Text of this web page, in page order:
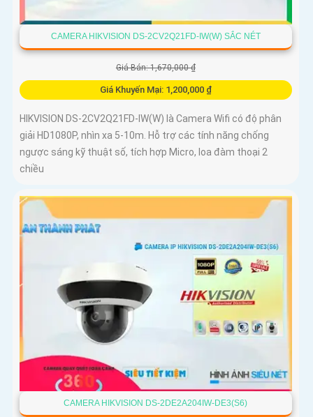
CAMERA HIKVISION DS-2CV2Q21FD-IW(W) SẮC NÉT
Giá Bán: 1,670,000 ₫
Giá Khuyến Mại: 1,200,000 ₫
HIKVISION DS-2CV2Q21FD-IW(W) là Camera Wifi có độ phân
giải HD1080P, nhìn xa 5-10m. Hỗ trợ các tính năng chống
ngược sáng kỹ thuật số, tích hợp Micro, loa đàm thoại 2
chiều
CAMERA HIKVISION DS-2DE2A204IW-DE3(S6)